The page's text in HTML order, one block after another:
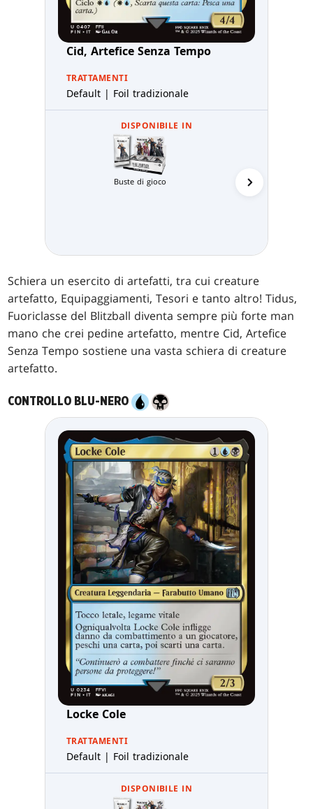
Cid, Artefice Senza Tempo
TRATTAMENTI
Default | Foil tradizionale
DISPONIBILE IN
Buste di gioco
Schiera un esercito di artefatti, tra cui creature
artefatto, Equipaggiamenti, Tesori e tanto altro! Tidus,
Fuoriclasse del Blitzball diventa sempre più forte man
mano che crei pedine artefatto, mentre Cid, Artefice
Senza Tempo sostiene una vasta schiera di creature
artefatto.
CONTROLLO BLU-NERO
Locke Cole
TRATTAMENTI
Default | Foil tradizionale
DISPONIBILE IN